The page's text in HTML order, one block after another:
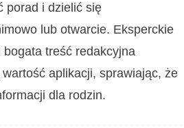
porad i dzielić się
lub otwarcie. Eksperckie
treść redakcyjna
aplikacji, sprawiając, że
dla rodzin.